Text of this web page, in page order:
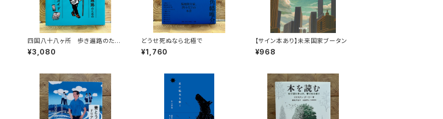
四国八十八ヶ所 歩き遍路のため
の完全ガイド
¥3,080
どうせ死ぬなら北極で
¥1,760
【サイン本あり】未来国家ブータン
¥968